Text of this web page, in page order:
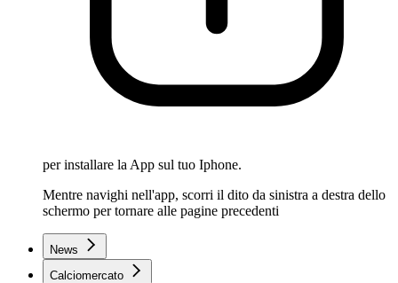
per installare la App sul tuo Iphone.
Mentre navighi nell'app, scorri il dito da sinistra a destra dello
schermo per tornare alle pagine precedenti
News
Calciomercato